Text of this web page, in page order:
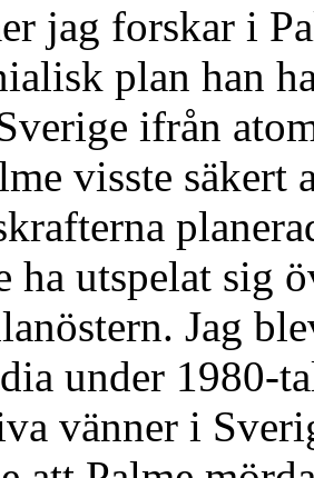
jag forskar i
plan han
ifrån
visste säkert
ha utspelat sig
Jag
under 1980-
vänner i